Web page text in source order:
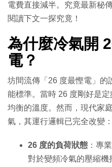
電費直接減半。究竟最新秘
閱讀下文一探究竟！
為什麼冷氣開
電？
坊間流傳「26 度最慳電」的
能標準。當時 26 度剛好是
均衡的溫度。然而，現代家
氣，其運行邏輯已完全改變：
26 度的負荷狀態 ：專
對於變頻冷氣的壓縮機